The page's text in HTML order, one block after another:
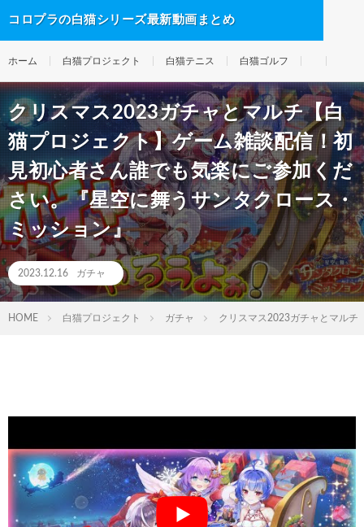
コロプラの白猫シリーズ最新動画まとめ
ホーム 白猫プロジェクト 白猫テニス 白猫ゴルフ
クリスマス2023ガチャとマルチ【白
猫プロジェクト】ゲーム雑談配信！初
見初心者さん誰でも気楽にご参加くだ
さい。『星空に舞うサンタクロース・
ミッション』
2023.12.16 ガチャ
HOME 白猫プロジェクト ガチャ クリスマス2023ガチャとマルチ